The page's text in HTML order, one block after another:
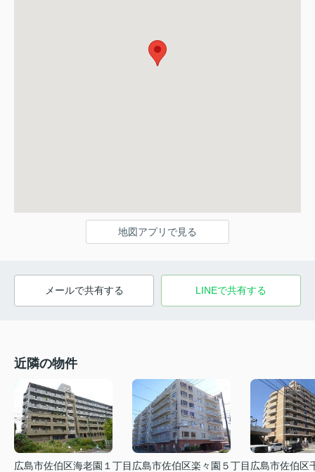
地図アプリで見る
メールで共有する LINEで共有する
近隣の物件
広島市佐伯区海老園１丁目 広島市佐伯区楽々園５丁目 広島市佐伯区